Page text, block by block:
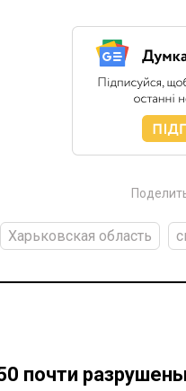
Харьковская область
почти